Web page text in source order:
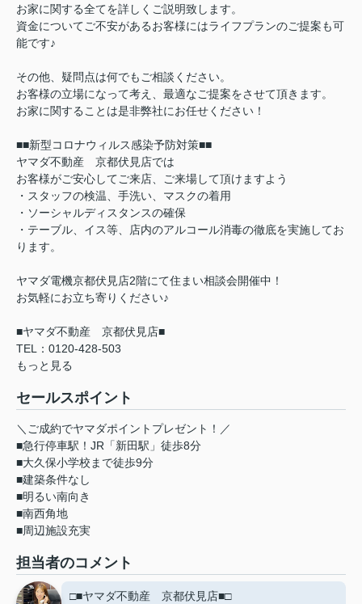
お家に関する全てを詳しくご説明致します。
資金についてご不安があるお客様にはライフプランのご提案も可
能です♪
その他、疑問点は何でもご相談ください。
お客様の立場になって考え、最適なご提案をさせて頂きます。
お家に関することは是非弊社にお任せください！
■■新型コロナウィルス感染予防対策■■
ヤマダ不動産 京都伏見店では
お客様がご安心してご来店、ご来場して頂けますよう
・スタッフの検温、手洗い、マスクの着用
・ソーシャルディスタンスの確保
・テーブル、イス等、店内のアルコール消毒の徹底を実施してお
ります。
ヤマダ電機京都伏見店2階にて住まい相談会開催中！
お気軽にお立ち寄りください♪
■ヤマダ不動産 京都伏見店■
TEL：0120-428-503
もっと見る
セールスポイント
＼ご成約でヤマダポイントプレゼント！／
■急行停車駅！JR「新田駅」徒歩8分
■大久保小学校まで徒歩9分
■建築条件なし
■明るい南向き
■南西角地
■周辺施設充実
担当者のコメント
□■ヤマダ不動産 京都伏見店■□